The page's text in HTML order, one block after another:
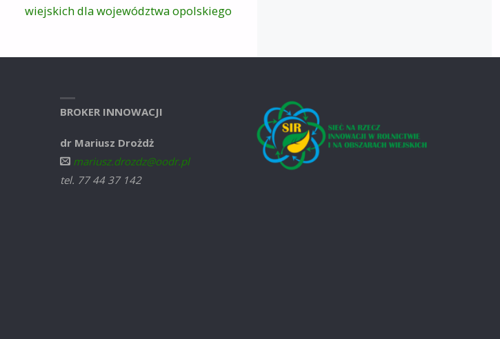
wiejskich dla województwa opolskiego
BROKER INNOWACJI
dr Mariusz Drożdż
mariusz.drozdz@oodr.pl
tel. 77 44 37 142